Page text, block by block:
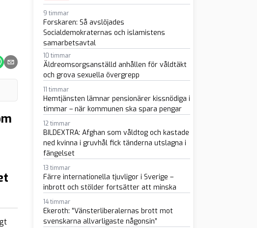
på Whatsapp
Dela via e-post
9 timmar
Forskaren: Så avslöjades
Socialdemokraternas och islamistens
samarbetsavtal
10 timmar
Äldreomsorgsanställd anhållen för våldtäkt
och grova sexuella övergrepp
11 timmar
Hemtjänsten lämnar pensionärer kissnödiga i
timmar – när kommunen ska spara pengar
12 timmar
BILDEXTRA: Afghan som våldtog och kastade
ned kvinna i gruvhål fick tänderna utslagna i
fängelset
13 timmar
Färre internationella tjuvligor i Sverige –
inbrott och stölder fortsätter att minska
14 timmar
Ekeroth: ”Vänsterliberalernas brott mot
svenskarna allvarligaste någonsin”